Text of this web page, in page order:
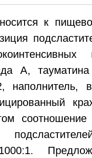
к
A,
наполнитель,
соотношение